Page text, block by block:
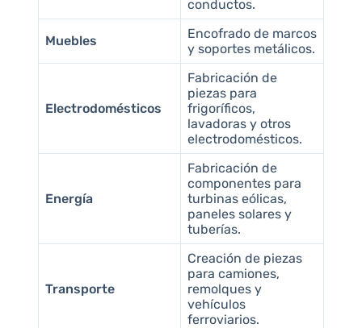
conductos.
Muebles
Encofrado de marcos
y soportes metálicos.
Electrodomésticos
Fabricación de
piezas para
frigoríficos,
lavadoras y otros
electrodomésticos.
Energía
Fabricación de
componentes para
turbinas eólicas,
paneles solares y
tuberías.
Transporte
Creación de piezas
para camiones,
remolques y
vehículos
ferroviarios.